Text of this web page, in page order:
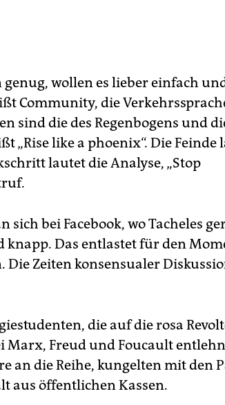
wollen es lieber einfach
Community, die
sind die des Regenbogens und
„Rise like a phoenix“. Die Feinde
lautet die Analyse, „Stop
bei Facebook, wo Tacheles
Das entlastet für den
Die Zeiten konsensualer
die auf die rosa
Marx, Freud und Foucault
an die Reihe, kungelten mit den
aus öffentlichen Kassen.